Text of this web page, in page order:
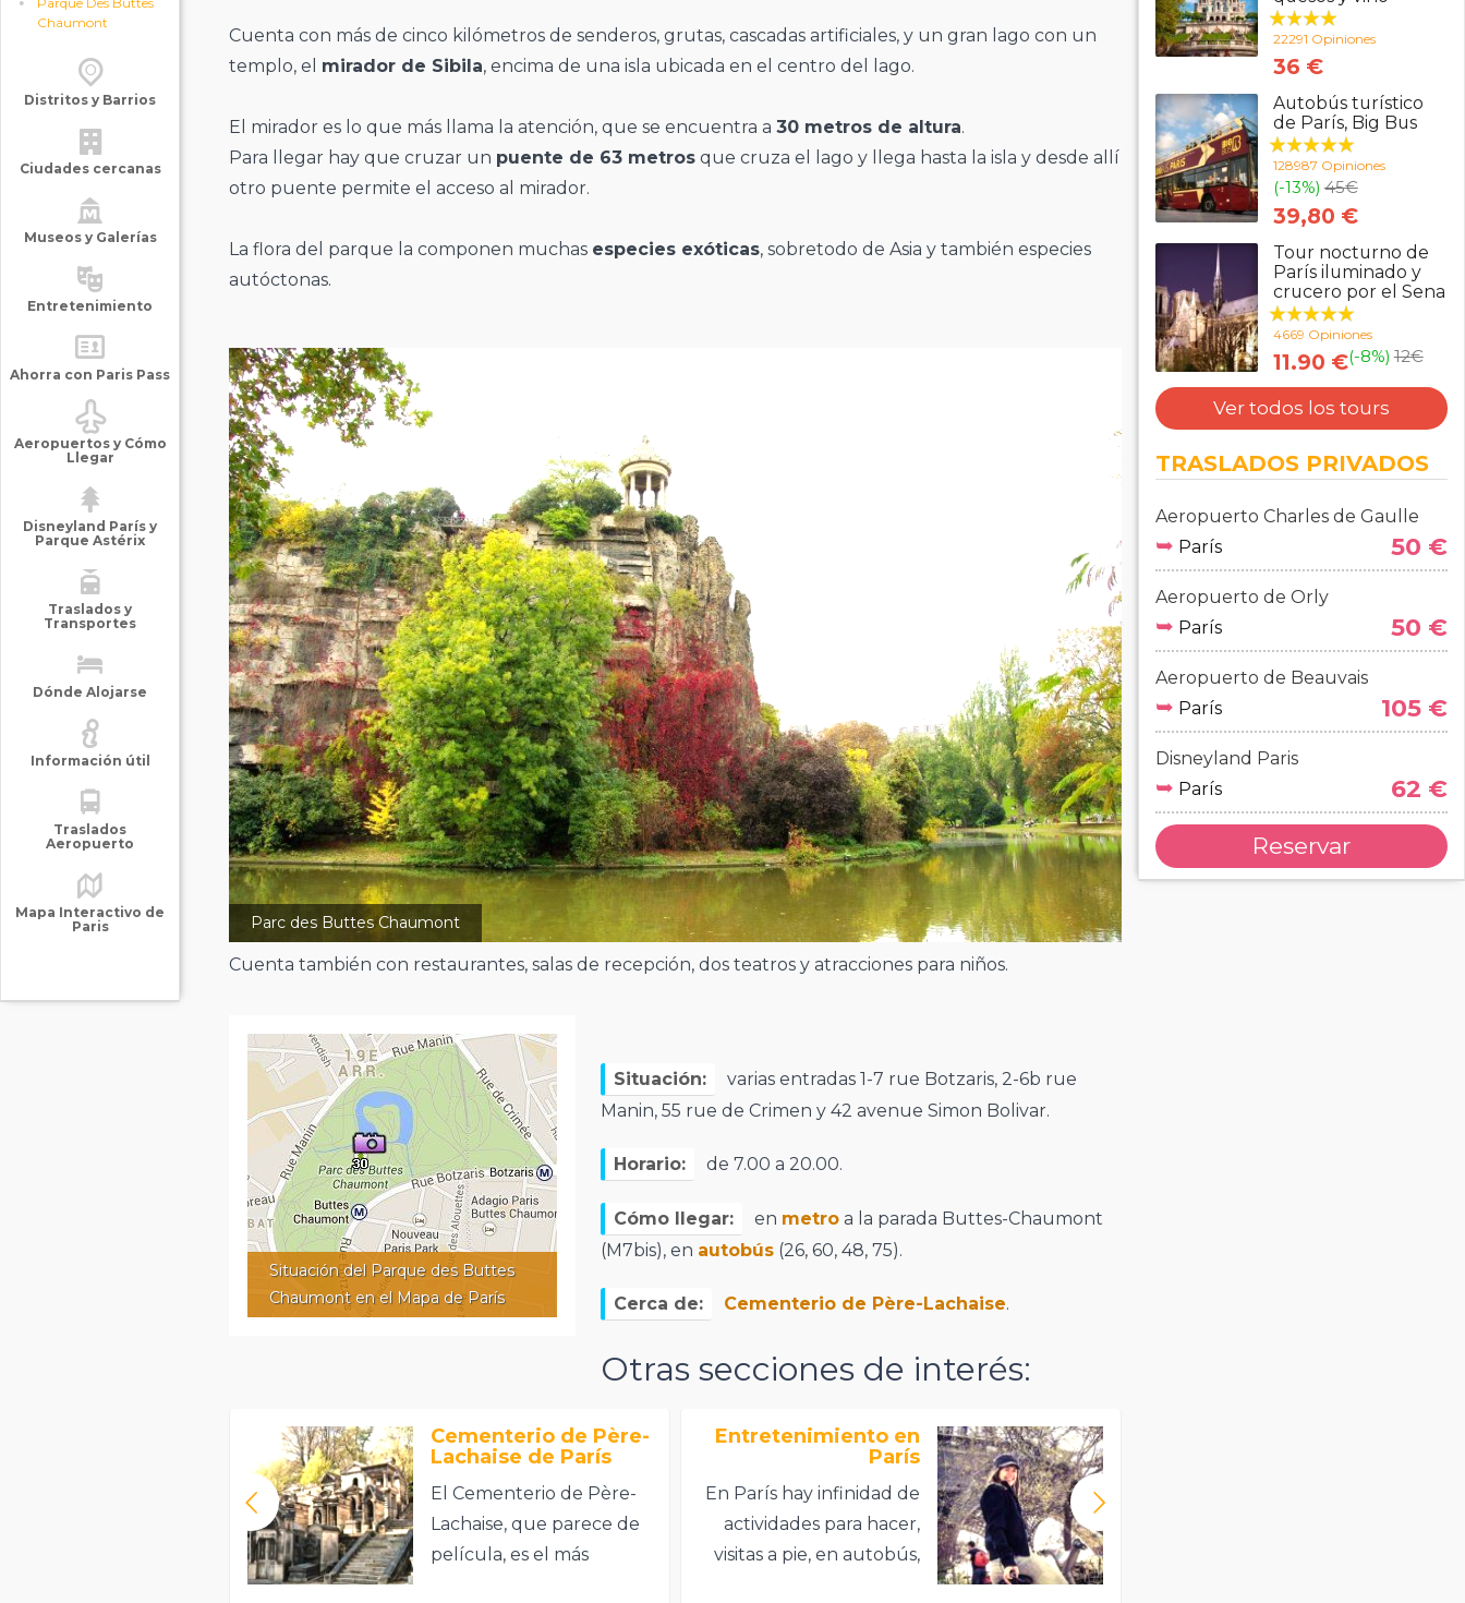
Chaumont
Distritos y Barrios
Ciudades cercanas
Museos y Galerías
Entretenimiento
Ahorra con Paris Pass
Aeropuertos y Cómo
Llegar
Disneyland París y
Parque Astérix
Traslados y
Transportes
Dónde Alojarse
Información útil
Traslados
Aeropuerto
Mapa Interactivo de
Paris
Cuenta con más de cinco kilómetros de senderos, grutas, cascadas artificiales, y un gran lago con un
templo, el mirador de Sibila, encima de una isla ubicada en el centro del lago.
El mirador es lo que más llama la atención, que se encuentra a30 metros de altura.
Para llegar hay que cruzar un puente de 63 metros que cruza el lago y llega hasta la isla y desde allí
otro puente permite el acceso al mirador.
La flora del parque la componen muchas especies exóticas, sobretodo de Asia y también especies
autóctonas.
Parc des Buttes Chaumont
Cuenta también con restaurantes, salas de recepción, dos teatros y atracciones para niños.
Situación del Parque des Buttes
Chaumont en el Mapa de París
Situación:
varias entradas 1-7 rue Botzaris, 2-6b rue
Manin, 55 rue de Crimen y 42 avenue Simon Bolivar.
Horario: de 7.00 a 20.00.
Cómo llegar: en metro a la parada Buttes-Chaumont
(M7bis), en autobús (26, 60, 48, 75).
Cerca de: Cementerio de Père-Lachaise.
Otras secciones de interés:
Cementerio de Père-
Lachaise de París
El Cementerio de Père-
Lachaise, que parece de
película, es el más
Entretenimiento en
París
En París hay infinidad de
actividades para hacer,
visitas a pie, en autobús,
22291 Opiniones
36 €
Autobús turístico
de París, Big Bus
128987 Opiniones
(-13%) 45€
39,80 €
Tour nocturno de
París iluminado y
crucero por el Sena
4669 Opiniones
(-8%) 12€
11.90 €
Ver todos los tours
TRASLADOS PRIVADOS
Aeropuerto Charles de Gaulle
➥ París 50 €
Aeropuerto de Orly
➥ París 50 €
Aeropuerto de Beauvais
➥ París 105 €
Disneyland Paris
➥ París 62 €
Reservar